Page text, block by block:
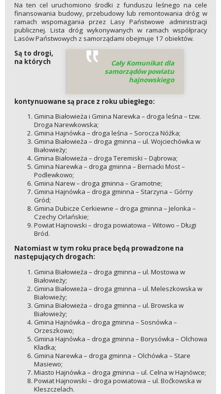
Na ten cel uruchomiono środki z funduszu leśnego na cele
finansowania budowy, przebudowy lub remontowania dróg w
ramach wspomagania przez Lasy Państwowe administracji
publicznej. Lista dróg wykonywanych w ramach współpracy
Lasów Państwowych z samorządami obejmuje 17 obiektów.
Cały Komunikat dla
samorządów powiatu
hajnowskiego
Są to drogi,
na których
kontynuowane są prace z roku ubiegłego:
Gmina Białowieża i Gmina Narewka – droga leśna – tzw.
Droga Narewkowska;
Gmina Hajnówka – droga leśna – Sorocza Nóżka;
Gmina Białowieża – droga gminna – ul. Wojciechówka w
Białowieży;
Gmina Białowieża – droga Teremiski – Dąbrowa;
Gmina Narewka – droga gminna – Bernacki Most –
Podlewkowo;
Gmina Narew – droga gminna – Gramotne;
Gmina Hajnówka – droga gminna – Starzyna – Górny
Gród;
Gmina Dubicze Cerkiewne – droga gminna – Jelonka –
Czechy Orlańskie;
Powiat Hajnowski – droga powiatowa – Witowo – Długi
Bród.
Natomiast w tym roku prace będą prowadzone na
następujących drogach:
Gmina Białowieża – droga gminna – ul. Mostowa w
Białowieży;
Gmina Białowieża – droga gminna – ul. Meleszkowska w
Białowieży;
Gmina Białowieża – droga gminna – ul. Browska w
Białowieży;
Gmina Hajnówka – droga gminna – Sosnówka –
Orzeszkowo;
Gmina Hajnówka – droga gminna – Borysówka – Olchowa
Kładka;
Gmina Narewka – droga gminna – Olchówka – Stare
Masiewo;
Miasto Hajnówka – droga gminna – ul. Celna w Hajnówce;
Powiat Hajnowski – droga powiatowa – ul. Boćkowska w
Kleszczelach.